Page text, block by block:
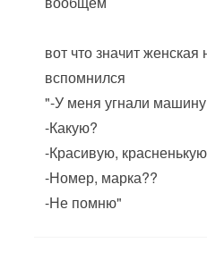
вот что значит женская
вспомнился
"-У меня угнали машину
-Какую?
-Красивую, красненькую
-Номер, марка??
-Не помню"